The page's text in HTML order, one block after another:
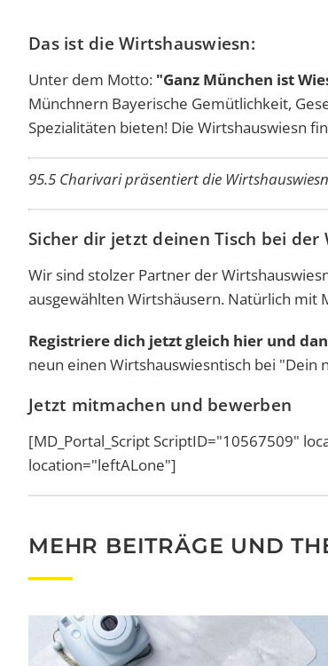
Das ist die Wirtshauswiesn:
Unter dem Motto: "Ganz München ist
Münchnern Bayerische Gemütlichkeit,
Spezialitäten bieten! Die Wirtshauswiesn
95.5 Charivari präsentiert die
Sicher dir jetzt deinen Tisch bei der
Wir sind stolzer Partner der
ausgewählten Wirtshäusern. Natürlich mit
Registriere dich jetzt gleich hier und
neun einen Wirtshauswiesntisch bei
Jetzt mitmachen und bewerben
[MD_Portal_Script ScriptID="10567509"
location="leftALone"]
MEHR BEITRÄGE UND